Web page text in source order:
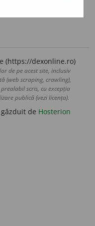
(https://dexonline.ro)
de pe acest site, inclusiv
(web scraping, crawling),
scris, cu excepția
publică (vezi licența).
găzduit de Hosterion